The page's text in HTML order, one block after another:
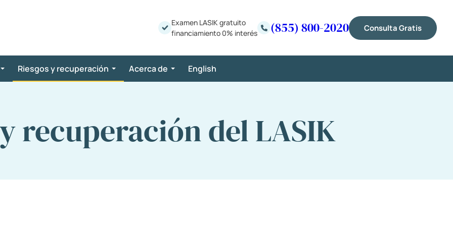
Examen LASIK gratuito
financiamiento 0% interés
(855) 800-2020 Consulta Gratis
Riesgos y recuperación Acerca de English
recuperación del LASIK